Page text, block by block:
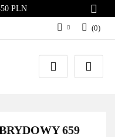
PLN
Zaloguj się
Załóż konto
(0)
659